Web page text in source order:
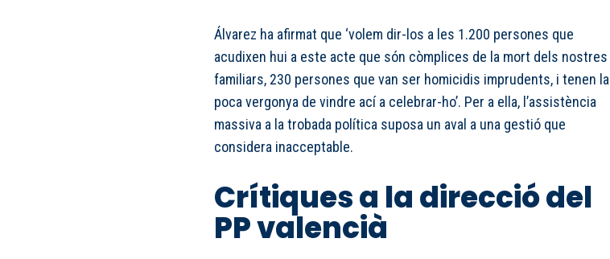
Álvarez ha afirmat que ‘volem dir-los a les 1.200 persones que
acudixen hui a este acte que són còmplices de la mort dels nostres
familiars, 230 persones que van ser homicidis imprudents, i tenen la
poca vergonya de vindre ací a celebrar-ho’. Per a ella, l’assistència
massiva a la trobada política suposa un aval a una gestió que
considera inacceptable.
Crítiques a la direcció del
PP valencià